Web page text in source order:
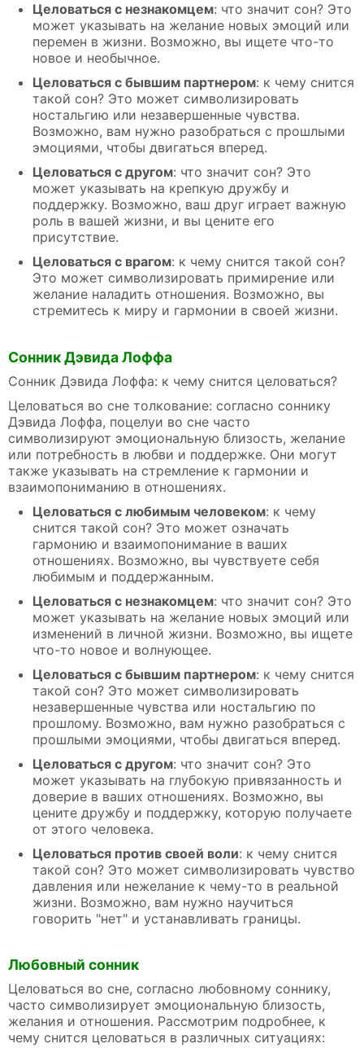
Целоваться с незнакомцем: что значит сон? Это
может указывать на желание новых эмоций или
перемен в жизни. Возможно, вы ищете что-то
новое и необычное.
Целоваться с бывшим партнером: к чему снится
такой сон? Это может символизировать
ностальгию или незавершенные чувства.
Возможно, вам нужно разобраться с прошлыми
эмоциями, чтобы двигаться вперед.
Целоваться с другом: что значит сон? Это
может указывать на крепкую дружбу и
поддержку. Возможно, ваш друг играет важную
роль в вашей жизни, и вы цените его
присутствие.
Целоваться с врагом: к чему снится такой сон?
Это может символизировать примирение или
желание наладить отношения. Возможно, вы
стремитесь к миру и гармонии в своей жизни.
Сонник Дэвида Лоффа
Сонник Дэвида Лоффа: к чему снится целоваться?
Целоваться во сне толкование: согласно соннику
Дэвида Лоффа, поцелуи во сне часто
символизируют эмоциональную близость, желание
или потребность в любви и поддержке. Они могут
также указывать на стремление к гармонии и
взаимопониманию в отношениях.
Целоваться с любимым человеком: к чему
снится такой сон? Это может означать
гармонию и взаимопонимание в ваших
отношениях. Возможно, вы чувствуете себя
любимым и поддержанным.
Целоваться с незнакомцем: что значит сон? Это
может указывать на желание новых эмоций или
изменений в личной жизни. Возможно, вы ищете
что-то новое и волнующее.
Целоваться с бывшим партнером: к чему снится
такой сон? Это может символизировать
незавершенные чувства или ностальгию по
прошлому. Возможно, вам нужно разобраться с
прошлыми эмоциями, чтобы двигаться вперед.
Целоваться с другом: что значит сон? Это
может указывать на глубокую привязанность и
доверие в ваших отношениях. Возможно, вы
цените дружбу и поддержку, которую получаете
от этого человека.
Целоваться против своей воли: к чему снится
такой сон? Это может символизировать чувство
давления или нежелание к чему-то в реальной
жизни. Возможно, вам нужно научиться
говорить "нет" и устанавливать границы.
Любовный сонник
Целоваться во сне, согласно любовному соннику,
часто символизирует эмоциональную близость,
желания и отношения. Рассмотрим подробнее, к
чему снится целоваться в различных ситуациях: